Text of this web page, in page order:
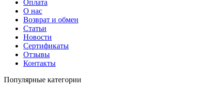
Оплата
О нас
Возврат и обмен
Статьи
Новости
Сертификаты
Отзывы
Контакты
Популярные категории